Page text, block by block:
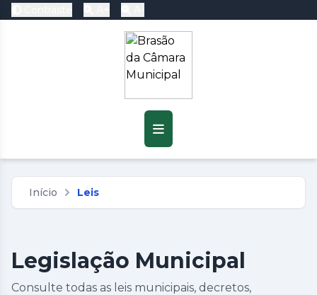
Início Leis
Legislação Municipal
Consulte todas as leis municipais, decretos,
Pré-visualização do
Baixar